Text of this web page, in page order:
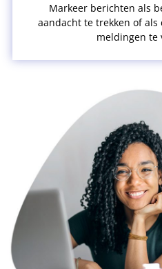
Markeer berichten als
aandacht te trekken of
meldingen te